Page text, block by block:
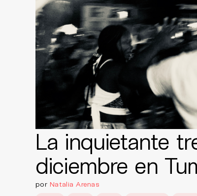
La inquietante
diciembre en
por Natalia Arenas